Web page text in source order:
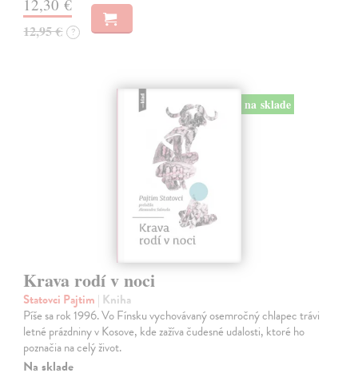
12,30 €
12,95 € ?
na sklade
Krava rodí v noci
Statovci Pajtim | Kniha
Píše sa rok 1996. Vo Fínsku vychovávaný osemročný chlapec trávi
letné prázdniny v Kosove, kde zažíva čudesné udalosti, ktoré ho
poznačia na celý život.
Na sklade